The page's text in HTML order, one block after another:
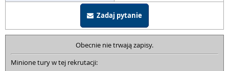
Zadaj pytanie
Obecnie nie trwają zapisy.
Minione tury w tej rekrutacji: